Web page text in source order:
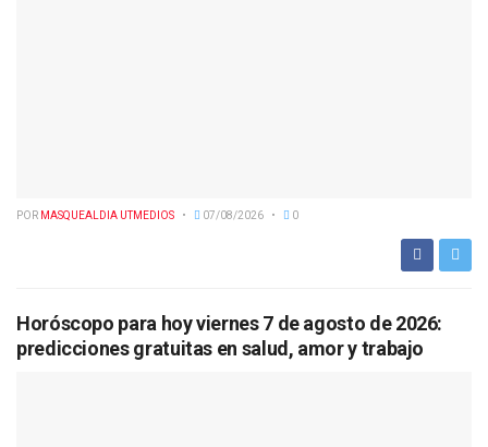
POR MASQUEALDIA UTMEDIOS 07/08/2026 0
Horóscopo para hoy viernes 7 de agosto de 2026:
predicciones gratuitas en salud, amor y trabajo